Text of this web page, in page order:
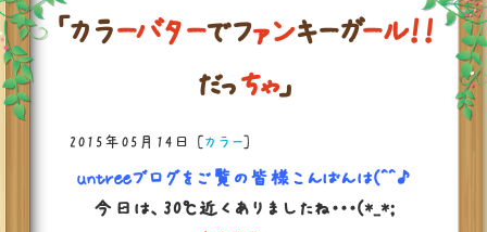
「カラーバターでファンキーガール！！
だっちゃ」
2015年05月14日 [カラー]
untreeブログをご覧の皆様こんばんは(^^♪
今日は、30℃近くありましたね・・・(*_*;